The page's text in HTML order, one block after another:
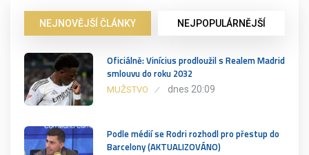
NEJNOVĚJŠÍ ČLÁNKY NEJPOPULÁRNĚJŠÍ
Oficiálně: Vinícius prodloužil s Realem Madrid
smlouvu do roku 2032
MUŽSTVO dnes 20:09
Podle médií se Rodri rozhodl pro přestup do
Barcelony (AKTUALIZOVÁNO)